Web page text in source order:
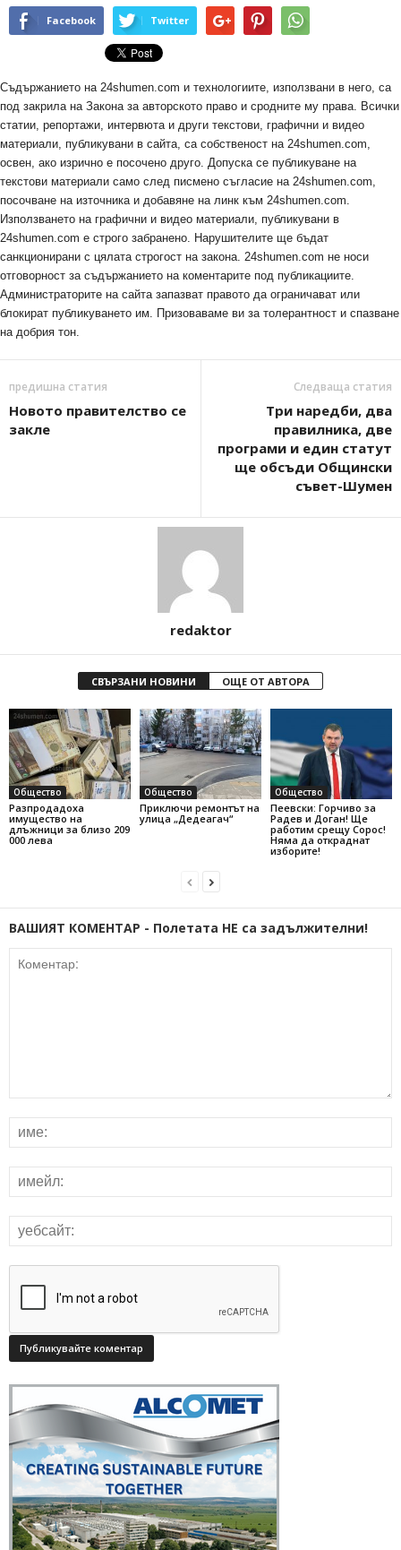
Facebook Twitter
Съдържанието на 24shumen.com и технологиите, използвани в него, са
под закрила на Закона за авторското право и сродните му права. Всички
статии, репортажи, интервюта и други текстови, графични и видео
материали, публикувани в сайта, са собственост на 24shumen.com,
освен, ако изрично е посочено друго. Допуска се публикуване на
текстови материали само след писмено съгласие на 24shumen.com,
посочване на източника и добавяне на линк към 24shumen.com.
Използването на графични и видео материали, публикувани в
24shumen.com е строго забранено. Нарушителите ще бъдат
санкционирани с цялата строгост на закона. 24shumen.com не носи
отговорност за съдържанието на коментарите под публикациите.
Администраторите на сайта запазват правото да ограничават или
блокират публикуването им. Призоваваме ви за толерантност и спазване
на добрия тон.
предишна статия
Новото правителство се
закле
Следваща статия
Три наредби, два
правилника, две
програми и един статут
ще обсъди Общински
съвет-Шумен
redaktor
СВЪРЗАНИ НОВИНИ ОЩЕ ОТ АВТОРА
Общество
Разпродадоха
имущество на
длъжници за близо 209
000 лева
Общество
Приключи ремонтът на
улица „Дедеагач“
Общество
Пеевски: Горчиво за
Радев и Доган! Ще
работим срещу Сорос!
Няма да откраднат
изборите!
ВАШИЯТ КОМЕНТАР - Полетата НЕ са задължителни!